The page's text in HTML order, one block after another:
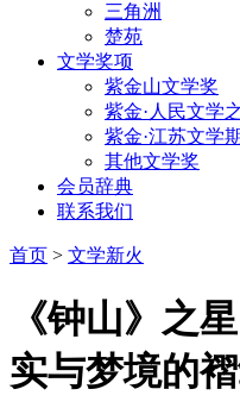
三角洲
楚苑
文学奖项
紫金山文学奖
紫金·人民文学
紫金·江苏文学
其他文学奖
会员辞典
联系我们
首页 > 文学新火
《钟山》之
实与梦境的